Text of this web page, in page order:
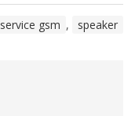
service gsm , speaker